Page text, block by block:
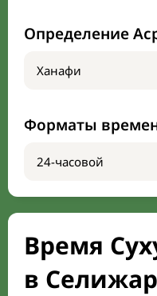
Определение
Форматы
Время
в